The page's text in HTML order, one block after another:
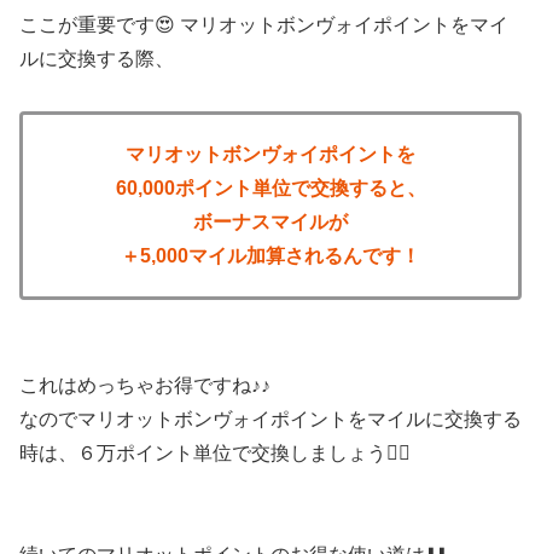
ここが重要です😍 マリオットボンヴォイポイントをマイ
ルに交換する際、
マリオットボンヴォイポイントを
60,000ポイント単位で交換すると、
ボーナスマイルが
＋5,000マイル加算されるんです！
これはめっちゃお得ですね♪♪
なのでマリオットボンヴォイポイントをマイルに交換する
時は、６万ポイント単位で交換しましょう🙋‍♀️